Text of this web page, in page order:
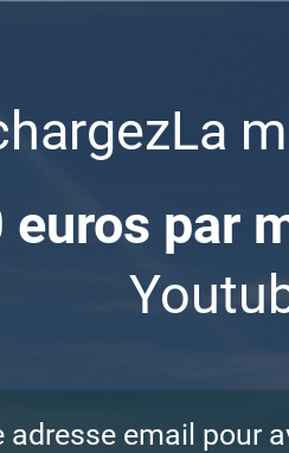
euros par
adresse email pour